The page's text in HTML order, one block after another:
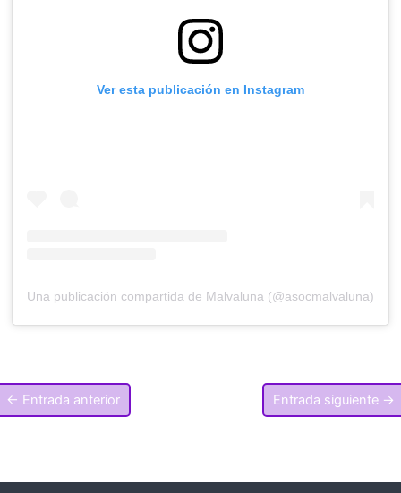
Ver esta publicación en Instagram
Una publicación compartida de Malvaluna (@asocmalvaluna)
← Entrada anterior Entrada siguiente →